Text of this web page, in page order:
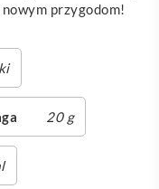
przygodom!
20 g